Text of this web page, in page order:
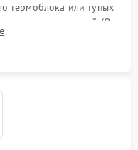
термоблока или тупых
уплотнителей (O-
устранения